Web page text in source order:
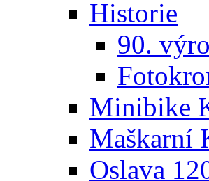
Historie
90.
Minibike
Maškarní
Oslava